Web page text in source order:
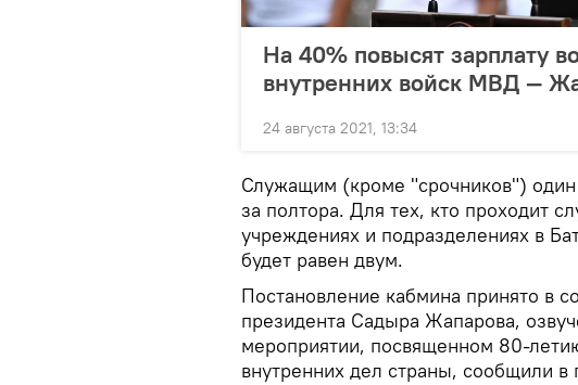
На 40% повысят зарплату
внутренних войск МВД —
24 августа 2021, 13:34
Служащим (кроме "срочников")
за полтора. Для тех, кто проходит
учреждениях и подразделениях в
будет равен двум.
Постановление кабмина принято в
президента Садыра Жапарова,
мероприятии, посвященном 80-
внутренних дел страны, сообщили в